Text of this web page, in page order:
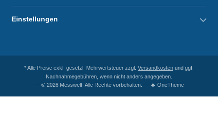
Einstellungen
* Alle Preise exkl. gesetzl. Mehrwertsteuer zzgl. Versandkosten und ggf.
Nachnahmegebühren, wenn nicht anders angegeben.
— © 2026 Messwelt. Alle Rechte vorbehalten. — 🔥 OneTheme